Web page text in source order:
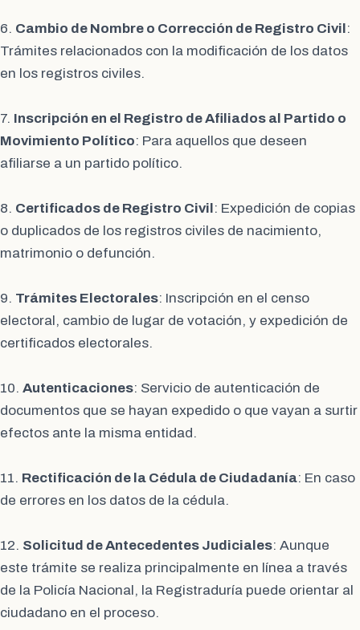
6. Cambio de Nombre o Corrección de Registro Civil:
Trámites relacionados con la modificación de los datos
en los registros civiles.
7. Inscripción en el Registro de Afiliados al Partido o
Movimiento Político: Para aquellos que deseen
afiliarse a un partido político.
8. Certificados de Registro Civil: Expedición de copias
o duplicados de los registros civiles de nacimiento,
matrimonio o defunción.
9. Trámites Electorales: Inscripción en el censo
electoral, cambio de lugar de votación, y expedición de
certificados electorales.
10. Autenticaciones: Servicio de autenticación de
documentos que se hayan expedido o que vayan a surtir
efectos ante la misma entidad.
11. Rectificación de la Cédula de Ciudadanía: En caso
de errores en los datos de la cédula.
12. Solicitud de Antecedentes Judiciales: Aunque
este trámite se realiza principalmente en línea a través
de la Policía Nacional, la Registraduría puede orientar al
ciudadano en el proceso.